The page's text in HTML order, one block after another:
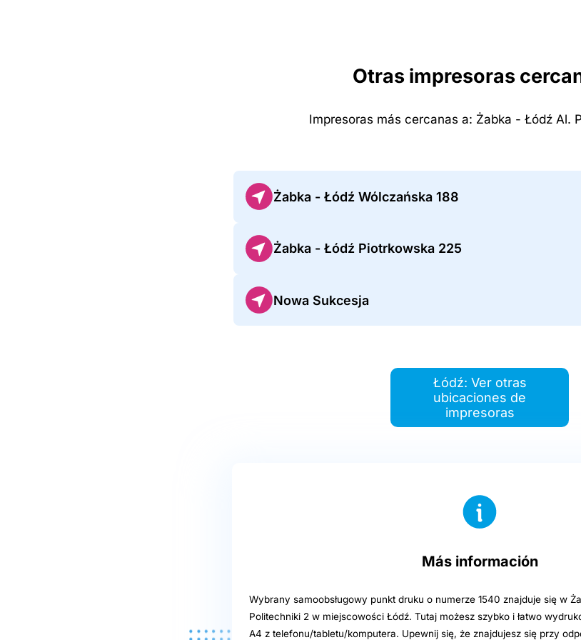
Otras impresoras
Impresoras más cercanas a: Żabka - Łódź Al.
Żabka - Łódź Wólczańska 188
Żabka - Łódź Piotrkowska 225
Nowa Sukcesja
Łódź: Ver otras
ubicaciones de
impresoras
Más información
Wybrany samoobsługowy punkt druku o numerze 1540 znajduje się w
Politechniki 2 w miejscowości Łódź. Tutaj możesz szybko i łatwo
A4 z telefonu/tabletu/komputera. Upewnij się, że znajdujesz się przy